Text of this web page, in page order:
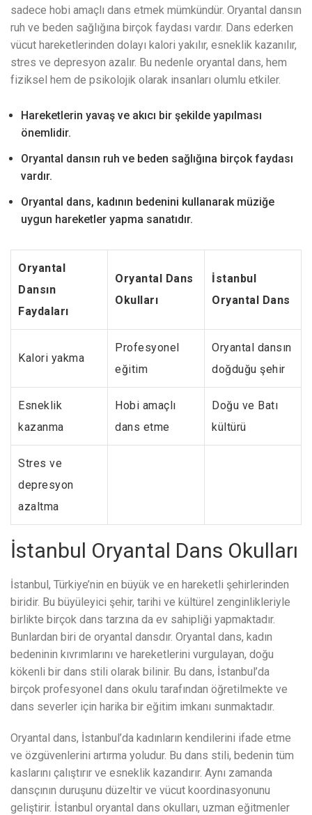
sadece hobi amaçlı dans etmek mümkündür. Oryantal dansın
ruh ve beden sağlığına birçok faydası vardır. Dans ederken
vücut hareketlerinden dolayı kalori yakılır, esneklik kazanılır,
stres ve depresyon azalır. Bu nedenle oryantal dans, hem
fiziksel hem de psikolojik olarak insanları olumlu etkiler.
Hareketlerin yavaş ve akıcı bir şekilde yapılması
önemlidir.
Oryantal dansın ruh ve beden sağlığına birçok faydası
vardır.
Oryantal dans, kadının bedenini kullanarak müziğe
uygun hareketler yapma sanatıdır.
Oryantal
Dansın
Faydaları
Oryantal Dans
Okulları
İstanbul
Oryantal Dans
Kalori yakma
Profesyonel
eğitim
Oryantal dansın
doğduğu şehir
Esneklik
kazanma
Hobi amaçlı
dans etme
Doğu ve Batı
kültürü
Stres ve
depresyon
azaltma
İstanbul Oryantal Dans Okulları
İstanbul, Türkiye’nin en büyük ve en hareketli şehirlerinden
biridir. Bu büyüleyici şehir, tarihi ve kültürel zenginlikleriyle
birlikte birçok dans tarzına da ev sahipliği yapmaktadır.
Bunlardan biri de oryantal dansdır. Oryantal dans, kadın
bedeninin kıvrımlarını ve hareketlerini vurgulayan, doğu
kökenli bir dans stili olarak bilinir. Bu dans, İstanbul’da
birçok profesyonel dans okulu tarafından öğretilmekte ve
dans severler için harika bir eğitim imkanı sunmaktadır.
Oryantal dans, İstanbul’da kadınların kendilerini ifade etme
ve özgüvenlerini artırma yoludur. Bu dans stili, bedenin tüm
kaslarını çalıştırır ve esneklik kazandırır. Aynı zamanda
dansçının duruşunu düzeltir ve vücut koordinasyonunu
geliştirir. İstanbul oryantal dans okulları, uzman eğitmenler